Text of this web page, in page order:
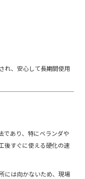
れ、安心して長期間使用
であり、特にベランダや
後すぐに使える硬化の速
には向かないため、現場